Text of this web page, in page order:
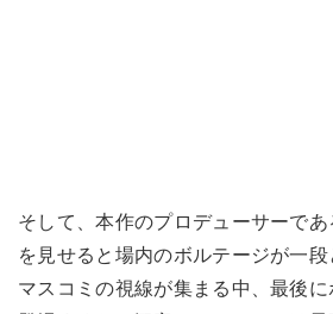
そして、本作のプロデューサーであ
を見せると場内のボルテージが一
マスコミの視線が集まる中、最後